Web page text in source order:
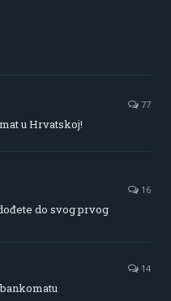
77
u Hrvatskoj!
16
do svog prvog
14